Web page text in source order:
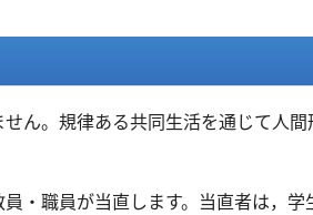
ん。規律ある共同生活を通じて人間
・職員が当直します。当直者は，学